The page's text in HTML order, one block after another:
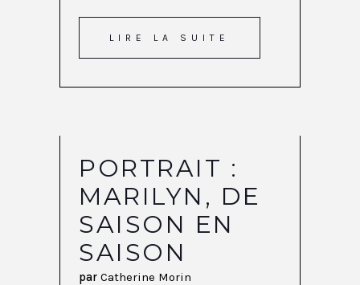
LIRE LA SUITE
PORTRAIT :
MARILYN, DE
SAISON EN
SAISON
par Catherine Morin